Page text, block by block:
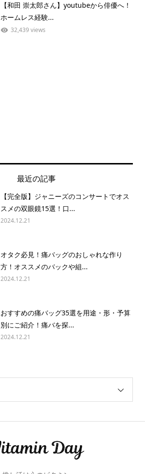
【和田 崇太郎さん】youtubeから俳優へ！
ホームレス経験...
32,439 views
最近の記事
【完全版】ジャニーズのコンサートでオス
スメの双眼鏡15選！口...
2024.12.21
オタク必見！痛バッグのおしゃれな作り
方！オススメのバックや組...
2024.12.21
おすすめの痛バッグ35選を用途・形・予算
別にご紹介！痛バを探...
2024.12.21